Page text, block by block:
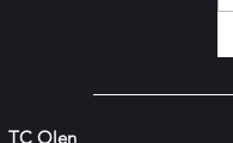
TC Olen